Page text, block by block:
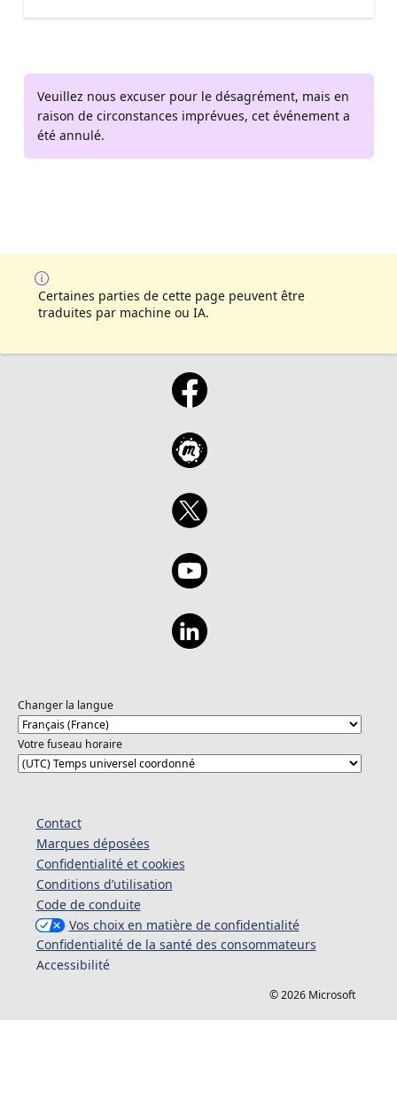
Veuillez nous excuser pour le désagrément, mais en
raison de circonstances imprévues, cet événement a
été annulé.
Certaines parties de cette page peuvent être
traduites par machine ou IA.
Changer la langue
Votre fuseau horaire
Contact
Marques déposées
Confidentialité et cookies
Conditions d’utilisation
Code de conduite
Vos choix en matière de confidentialité
Confidentialité de la santé des consommateurs
Accessibilité
© 2026 Microsoft